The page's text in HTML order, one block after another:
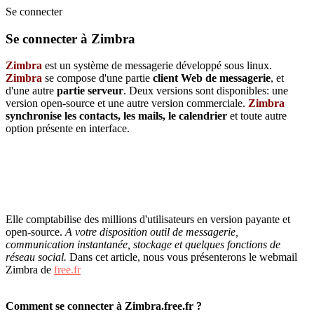
Se connecter
Se connecter à Zimbra
Zimbra est un système de messagerie développé sous linux.
Zimbra se compose d'une partie client Web de messagerie, et
d'une autre partie serveur. Deux versions sont disponibles: une
version open-source et une autre version commerciale. Zimbra
synchronise les contacts, les mails, le calendrier et toute autre
option présente en interface.
Elle comptabilise des millions d'utilisateurs en version payante et
open-source.A votre disposition outil de messagerie,
communication instantanée, stockage et quelques fonctions de
réseau social. Dans cet article, nous vous présenterons le webmail
Zimbra de free.fr
Comment se connecter à Zimbra.free.fr ?